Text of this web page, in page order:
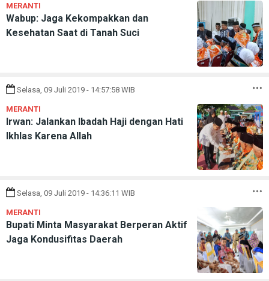
MERANTI
Wabup: Jaga Kekompakkan dan
Kesehatan Saat di Tanah Suci
Selasa, 09 Juli 2019 - 14:57:58 WIB
MERANTI
Irwan: Jalankan Ibadah Haji dengan Hati
Ikhlas Karena Allah
Selasa, 09 Juli 2019 - 14:36:11 WIB
MERANTI
Bupati Minta Masyarakat Berperan Aktif
Jaga Kondusifitas Daerah